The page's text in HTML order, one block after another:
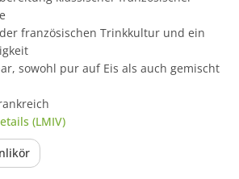
französischen Trinkkultur und ein
sowohl pur auf Eis als auch gemischt
(LMIV)